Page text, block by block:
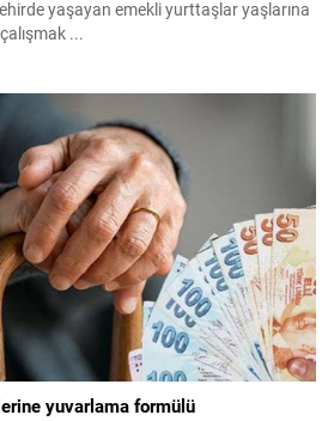
yaşayan emekli yurttaşlar yaşlarına
...
yuvarlama formülü